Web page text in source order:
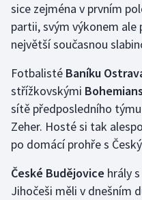
Short track
Sportovní střelba
Stolní tenis
Triatlon
Veslování
Vodní slalom
sice zejména v prvním
partii, svým výkonem
největší současnou
Fotbalisté Baníku
střížkovskými Bohemians
sítě předposledního
Zeher. Hosté si tak
po domácí prohře s
České Budějovice hrály s
Jihočeši měli v dnešním